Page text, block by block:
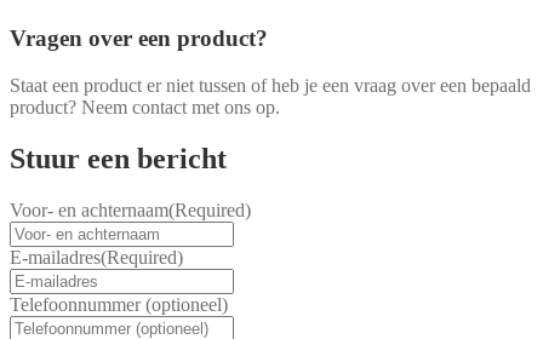
Vragen over een product?
Staat een product er niet tussen of heb je een vraag over een bepaald
product? Neem contact met ons op.
Stuur een bericht
Voor- en achternaam(Required)
E-mailadres(Required)
Telefoonnummer (optioneel)